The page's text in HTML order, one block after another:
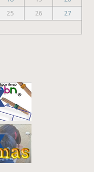
25 26
27